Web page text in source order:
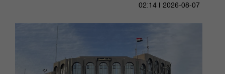
02:14 | 2026-08-07